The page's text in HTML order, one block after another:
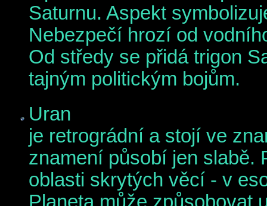
Saturnu. Aspekt
Nebezpečí hrozí od
Od středy se přidá trigon
tajným politickým bojům.
Uran
je retrográdní a stojí ve
znamení působí jen slabě.
oblasti skrytých věcí - v